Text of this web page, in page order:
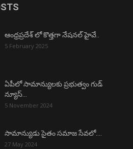
ఆంధ్రప్రదేశ్ లో కొత్తగా నేషనల్ హైవే..
5 February 2025
ఏపీలో సామాన్యులకు ప్రభుత్వం గుడ్
న్యూస్…
5 November 2024
సామాన్యుడు సైతం సమాజ సేవలో….
27 May 2024